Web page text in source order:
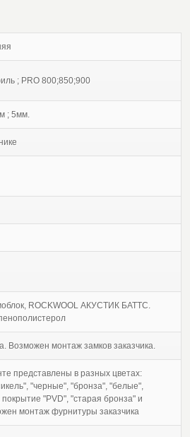
; PRO 800;850;900
; 5мм.
ROCKWOOL АКУСТИК БАТТС.
Возможен монтаж замков заказчика.
представлены в разных цветах:
"черные", "бронза", "белые",
"PVD", "старая бронза" и
монтаж фурнитуры заказчика